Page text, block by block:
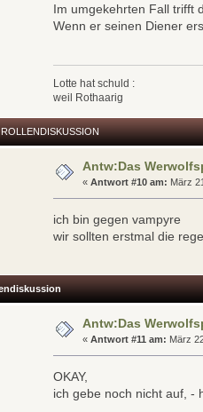
Im umgekehrten Fall trifft
Wenn er seinen Diener
Lotte hat schuld :
weil Rothaarig
Antw:Das
«Antwort #10 am: März
ich bin gegen vampyre
wir sollten erstmal die
Antw:Das
«Antwort #11 am: März
OKAY,
ich gebe noch nicht auf, -